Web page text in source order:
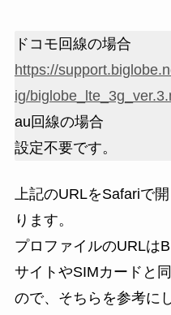
ドコモ回線の場合
https://
ig/
au回線の場合
設定不要です。
上記のURLをSafariで
ります。
プロファイルのURLは
サイトやSIMカードと
ので、そちらを参考に